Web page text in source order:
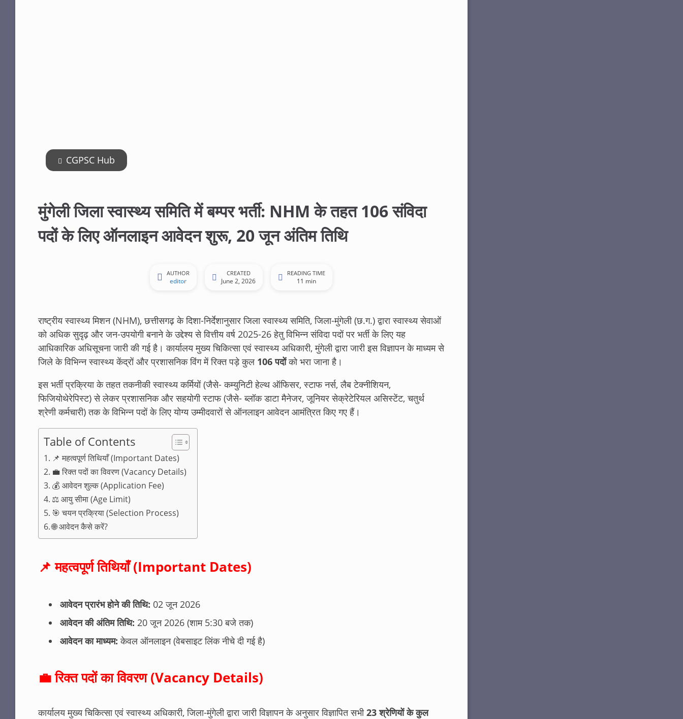
CGPSC Hub
मुंगेली जिला स्वास्थ्य समिति में बम्पर भर्ती: NHM के तहत 106 संविदा
पदों के लिए ऑनलाइन आवेदन शुरू, 20 जून अंतिम तिथि
AUTHOR
editor
CREATED
June 2, 2026
READING TIME
11 min
राष्ट्रीय स्वास्थ्य मिशन (NHM), छत्तीसगढ़ के दिशा-निर्देशानुसार जिला स्वास्थ्य समिति, जिला-मुंगेली (छ.ग.) द्वारा स्वास्थ्य सेवाओं
को अधिक सुदृढ़ और जन-उपयोगी बनाने के उद्देश्य से वित्तीय वर्ष 2025-26 हेतु विभिन्न संविदा पदों पर भर्ती के लिए यह
आधिकारिक अधिसूचना जारी की गई है । कार्यालय मुख्य चिकित्सा एवं स्वास्थ्य अधिकारी, मुंगेली द्वारा जारी इस विज्ञापन के माध्यम से
जिले के विभिन्न स्वास्थ्य केंद्रों और प्रशासनिक विंग में रिक्त पड़े कुल 106 पदोंको भरा जाना है ।
इस भर्ती प्रक्रिया के तहत तकनीकी स्वास्थ्य कर्मियों (जैसे- कम्युनिटी हेल्थ ऑफिसर, स्टाफ नर्स, लैब टेक्नीशियन,
फिजियोथेरेपिस्ट) से लेकर प्रशासनिक और सहयोगी स्टाफ (जैसे- ब्लॉक डाटा मैनेजर, जूनियर सेक्रेटेरियल असिस्टेंट, चतुर्थ
श्रेणी कर्मचारी) तक के विभिन्न पदों के लिए योग्य उम्मीदवारों से ऑनलाइन आवेदन आमंत्रित किए गए हैं।
Table of Contents
📌 महत्वपूर्ण तिथियाँ (Important Dates)
💼 रिक्त पदों का विवरण (Vacancy Details)
💰 आवेदन शुल्क (Application Fee)
⚖️ आयु सीमा (Age Limit)
🎯 चयन प्रक्रिया (Selection Process)
🌐 आवेदन कैसे करें?
📌 महत्वपूर्ण तिथियाँ (Important Dates)
आवेदन प्रारंभ होने की तिथि: 02 जून 2026
आवेदन की अंतिम तिथि: 20 जून 2026 (शाम 5:30 बजे तक)
आवेदन का माध्यम: केवल ऑनलाइन (वेबसाइट लिंक नीचे दी गई है)
💼 रिक्त पदों का विवरण (Vacancy Details)
कार्यालय मुख्य चिकित्सा एवं स्वास्थ्य अधिकारी, जिला-मुंगेली द्वारा जारी विज्ञापन के अनुसार विज्ञापित सभी23 श्रेणियों के कुल